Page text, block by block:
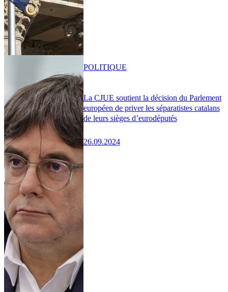
La CJUE soutient la décision du Parlement
européen de priver les séparatistes catalans
de leurs sièges d’eurodéputés
26.09.2024
POLITIQUE